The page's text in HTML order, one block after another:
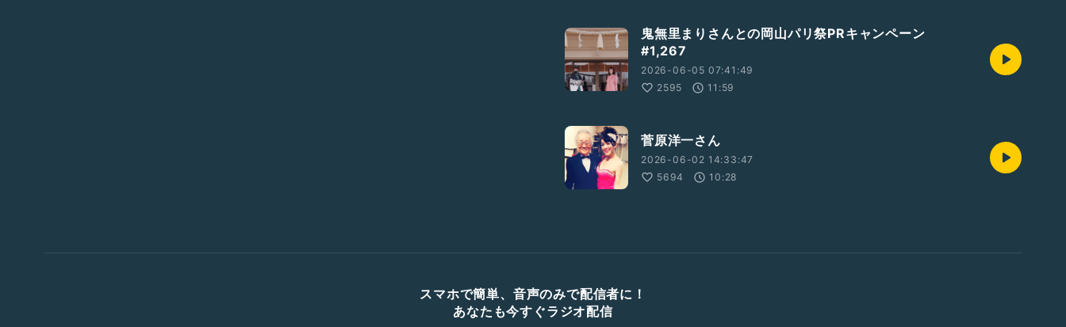
鬼無里まりさんとの岡山パリ祭PRキャンペーン
#1,267
2026-06-05 07:41:49
2595
11:59
菅原洋一さん
2026-06-02 14:33:47
5694
10:28
スマホで簡単、音声のみで配信者に！
あなたも今すぐラジオ配信